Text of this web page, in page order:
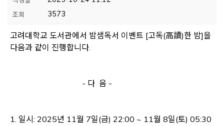
조회 3573
고려대학교 도서관에서 밤샘독서 이벤트 [고독(高讀)한 밤]을
다음과 같이 진행합니다.
- 다 음 -
1. 일시: 2025년 11월 7일(금) 22:00 ~ 11월 8일(토) 05:30